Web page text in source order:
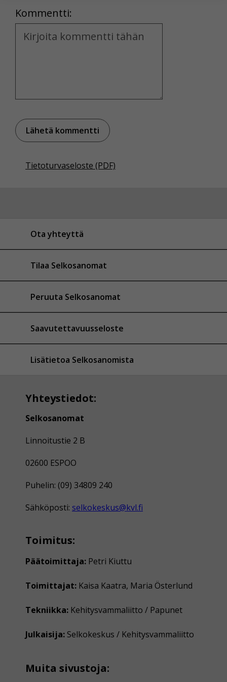
Kommentti:
Kommentti
Tietoturvaseloste (PDF)
Ota yhteyttä
Tilaa Selkosanomat
Peruuta Selkosanomat
Saavutettavuusseloste
Lisätietoa Selkosanomista
Yhteystiedot:
Selkosanomat
Linnoitustie 2 B
02600 ESPOO
Puhelin: (09) 34809 240
Sähköposti: selkokeskus@kvl.fi
Toimitus:
Päätoimittaja: Petri Kiuttu
Toimittajat: Kaisa Kaatra, Maria Österlund
Tekniikka: Kehitysvammaliitto / Papunet
Julkaisija: Selkokeskus / Kehitysvammaliitto
Muita sivustoja:
Voit valita, hyväksytkö näiden evästeiden käytön.